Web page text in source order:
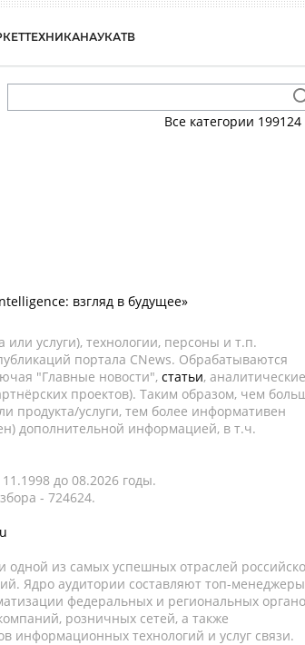
ТЕХНИКАНАУКАТВ
Все категории 199124
взгляд в будущее»
услуги), технологии, персоны и т.п.
портала CNews. Обрабатываются
"Главные новости", статьи, аналитические
проектов). Таким образом, чем
продукта/услуги, тем более информативен
дополнительной информацией, в т.ч.
до 08.2026 годы.
- 724624.
одной из самых успешных отраслей
Ядро аудитории составляют топ-
федеральных и региональных
розничных сетей, а также
информационных технологий и услуг связи.